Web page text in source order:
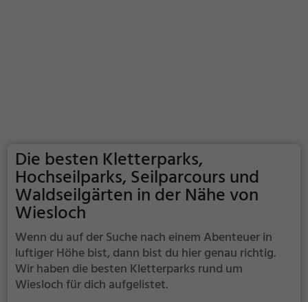
Die besten Kletterparks,
Hochseilparks, Seilparcours und
Waldseilgärten in der Nähe von
Wiesloch
Wenn du auf der Suche nach einem Abenteuer in
luftiger Höhe bist, dann bist du hier genau richtig.
Wir haben die besten Kletterparks rund um
Wiesloch für dich aufgelistet.